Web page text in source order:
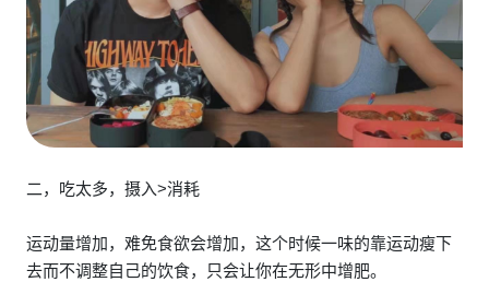
二，吃太多，摄入>消耗
运动量增加，难免食欲会增加，这个时候一味的靠运动瘦下
去而不调整自己的饮食，只会让你在无形中增肥。